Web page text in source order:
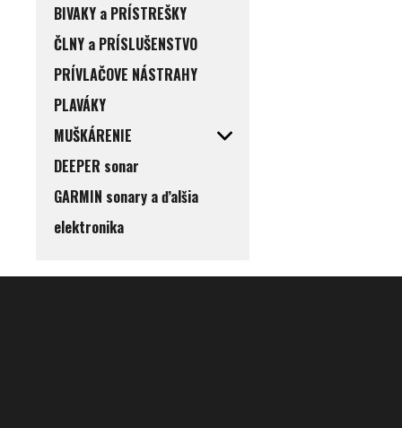
BIVAKY a PRÍSTREŠKY
ČLNY a PRÍSLUŠENSTVO
PRÍVLAČOVE NÁSTRAHY
PLAVÁKY
MUŠKÁRENIE
DEEPER sonar
GARMIN sonary a ďalšia
elektronika